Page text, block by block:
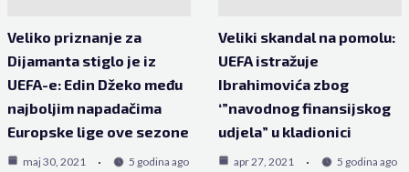
Veliko priznanje za
Dijamanta stiglo je iz
UEFA-e: Edin Džeko među
najboljim napadačima
Europske lige ove sezone
maj 30, 2021 5 godina ago
Veliki skandal na pomolu:
UEFA istražuje
Ibrahimovića zbog
‘”navodnog finansijskog
udjela” u kladionici
apr 27, 2021 5 godina ago